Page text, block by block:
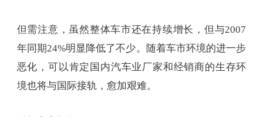
但需注意，虽然整体车市还在持续增长，但与2007
年同期24%明显降低了不少。随着车市环境的进一步
恶化，可以肯定国内汽车业厂家和经销商的生存环
境也将与国际接轨，愈加艰难。